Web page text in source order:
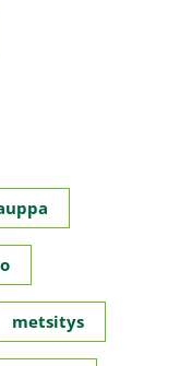
metsitys